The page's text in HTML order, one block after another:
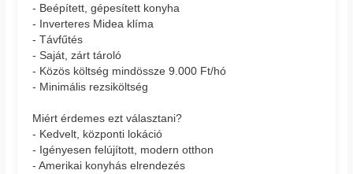
- Beépített, gépesített konyha
- Inverteres Midea klíma
- Távfűtés
- Saját, zárt tároló
- Közös költség mindössze 9.000 Ft/hó
- Minimális rezsiköltség
Miért érdemes ezt választani?
- Kedvelt, központi lokáció
- Igényesen felújított, modern otthon
- Amerikai konyhás elrendezés